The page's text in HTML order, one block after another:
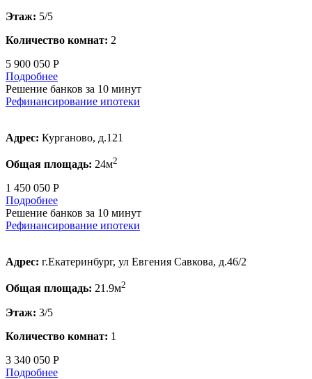
Этаж: 5/5
Количество комнат: 2
5 900 050 Р
Подробнее
Решение банков за 10 минут
Рефинансирование ипотеки
Адрес: Курганово, д.121
Общая площадь: 24м2
1 450 050 Р
Подробнее
Решение банков за 10 минут
Рефинансирование ипотеки
Адрес: г.Екатеринбург, ул Евгения Савкова, д.46/2
Общая площадь: 21.9м2
Этаж: 3/5
Количество комнат: 1
3 340 050 Р
Подробнее